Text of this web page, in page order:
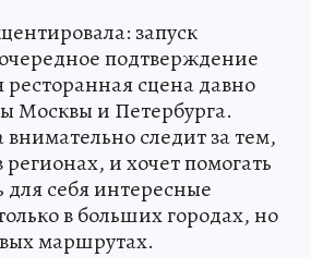
запуск
подтверждение
ресторанная сцена давно
Москвы и Петербурга.
следит за тем,
и хочет помогать
себя интересные
в больших городах, но
маршрутах.